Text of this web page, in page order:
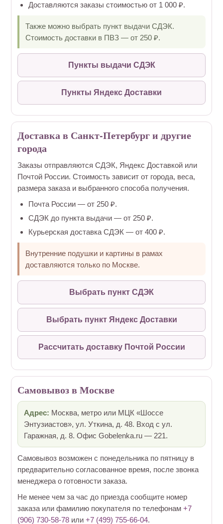
Доставляются заказы стоимостью от 1 000 ₽.
Также можно выбрать пункт выдачи СДЭК.
Стоимость доставки в ПВЗ — от 250 ₽.
Пункты выдачи СДЭК
Пункты Яндекс Доставки
Доставка в Санкт-Петербург и другие
города
Заказы отправляются СДЭК, Яндекс Доставкой или
Почтой России. Стоимость зависит от города, веса,
размера заказа и выбранного способа получения.
Почта России — от 250 ₽.
СДЭК до пункта выдачи — от 250 ₽.
Курьерская доставка СДЭК — от 400 ₽.
Внутренние подушки и картины в рамах
доставляются только по Москве.
Выбрать пункт СДЭК
Выбрать пункт Яндекс Доставки
Рассчитать доставку Почтой России
Самовывоз в Москве
Адрес: Москва, метро или МЦК «Шоссе
Энтузиастов», ул. Уткина, д. 48. Вход с ул.
Гаражная, д. 8. Офис Gobelenka.ru — 221.
Самовывоз возможен с понедельника по пятницу в
предварительно согласованное время, после звонка
менеджера о готовности заказа.
Не менее чем за час до приезда сообщите номер
заказа или фамилию покупателя по телефонам +7
(906) 730-58-78 или +7 (499) 755-66-04.